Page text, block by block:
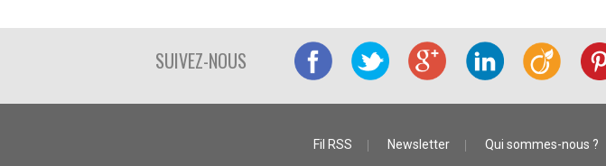
SUIVEZ-NOUS
Fil RSS Newsletter Qui sommes-nous ?